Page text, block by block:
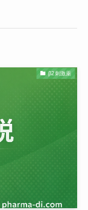
β2刺激薬